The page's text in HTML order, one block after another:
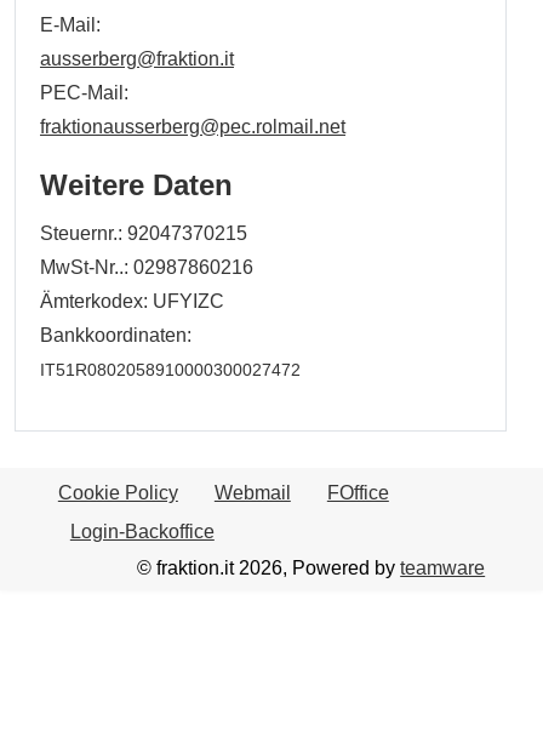
E-Mail:
ausserberg@fraktion.it
PEC-Mail:
fraktionausserberg@pec.rolmail.net
Weitere Daten
Steuernr.: 92047370215
MwSt-Nr..: 02987860216
Ämterkodex: UFYIZC
Bankkoordinaten:
IT51R0802058910000300027472
Cookie Policy Webmail
FOffice
Login-Backoffice
© fraktion.it 2026, Powered byteamware